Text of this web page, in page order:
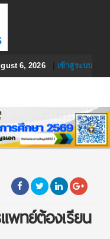
6, 2026| เข้าสู่ระบบ
พทย์ต้องเรียน